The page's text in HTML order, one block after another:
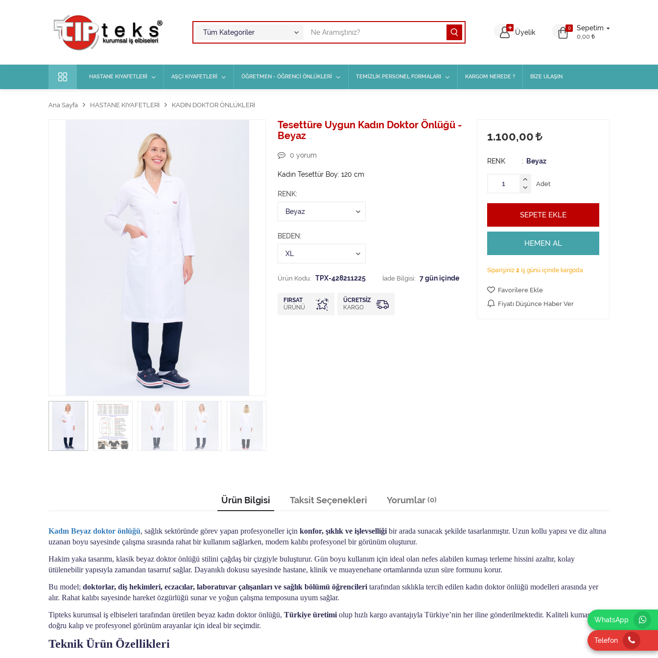
WhatsApp
Telefon
0 Sepetim
0,00
Üyelik
HASTANE KIYAFETLERİ AŞÇI KIYAFETLERİ ÖĞRETMEN - ÖĞRENCİ ÖNLÜKLERİ TEMİZLİK PERSONEL FORMALARI KARGOM NEREDE ? BİZE ULAŞIN
Ana Sayfa HASTANE KIYAFETLERİ KADIN DOKTOR ÖNLÜKLERİ
Tesettüre Uygun Kadın Doktor Önlüğü -
Beyaz
0 yorum
Kadın Tesettür Boy: 120 cm
RENK
BEDEN
Ürün Kodu: TPX-428211225 İade Bilgisi:
FIRSAT
ÜRÜNÜ
ÜCRETSIZ
KARGO
1.100,00
RENK Beyaz
Adet
SEPETE EKLE
HEMEN AL
Siparişiniz2 iş günü içinde kargoda
Favorilere Ekle
Fiyatı Düşünce Haber Ver
Ürün Bilgisi Taksit Seçenekleri Yorumlar (0)
Kadın Beyaz doktor önlüğü, sağlık sektöründe görev yapan profesyoneller için konfor, şıklık ve işlevselliği bir arada sunacak şekilde tasarlanmıştır. Uzun kollu yapısı ve diz altına
uzanan boyu sayesinde çalışma sırasında rahat bir kullanım sağlarken, modern kalıbı profesyonel bir görünüm oluşturur.
Hakim yaka tasarımı, klasik beyaz doktor önlüğü stilini çağdaş bir çizgiyle buluşturur. Gün boyu kullanım için ideal olan nefes alabilen kumaşı terleme hissini azaltır, kolay
ütülenebilir yapısıyla zamandan tasarruf sağlar. Dayanıklı dokusu sayesinde hastane, klinik ve muayenehane ortamlarında uzun süre formunu korur.
Bu model; doktorlar, diş hekimleri, eczacılar, laboratuvar çalışanları ve sağlık bölümü öğrencileri tarafından sıklıkla tercih edilen kadın doktor önlüğü modelleri arasında yer
alır. Rahat kalıbı sayesinde hareket özgürlüğü sunar ve yoğun çalışma temposuna uyum sağlar.
Tipteks kurumsal iş elbiseleri tarafından üretilen beyaz kadın doktor önlüğü, Türkiye üretimi olup hızlı kargo avantajıyla Türkiye’nin her iline gönderilmektedir. Kaliteli kumaş,
doğru kalıp ve profesyonel görünüm arayanlar için ideal bir seçimdir.
Teknik Ürün Özellikleri